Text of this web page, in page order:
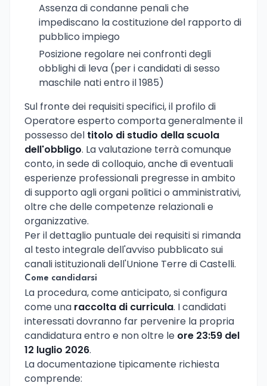
Assenza di condanne penali che
impediscano la costituzione del rapporto di
pubblico impiego
Posizione regolare nei confronti degli
obblighi di leva (per i candidati di sesso
maschile nati entro il 1985)
Sul fronte dei requisiti specifici, il profilo di
Operatore esperto comporta generalmente il
possesso del titolo di studio della scuola
dell'obbligo. La valutazione terrà comunque
conto, in sede di colloquio, anche di eventuali
esperienze professionali pregresse in ambito
di supporto agli organi politici o amministrativi,
oltre che delle competenze relazionali e
organizzative.
Per il dettaglio puntuale dei requisiti si rimanda
al testo integrale dell'avviso pubblicato sui
canali istituzionali dell'Unione Terre di Castelli.
Come candidarsi
La procedura, come anticipato, si configura
come una raccolta di curricula. I candidati
interessati dovranno far pervenire la propria
candidatura entro e non oltre le ore 23:59 del
12 luglio 2026.
La documentazione tipicamente richiesta
comprende: